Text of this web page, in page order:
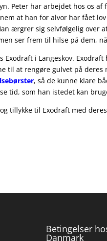
Peter har arbejdet hos os
at han for alvor har fået
ærgrer sig selvfølgelig over
ser frem til hilse på dem,
Exodraft i Langeskov.
til at rengøre gulvet på deres
, så de kunne klare
tid, som han istedet kan
tillykke til Exodraft med
Betingelser
Danmark